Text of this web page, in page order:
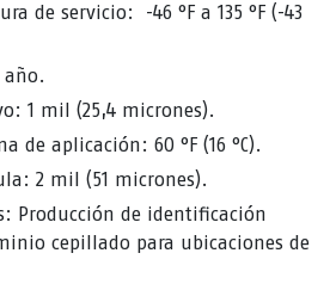
de servicio: -46 °F a 135 °F (-43
1 mil (25,4 micrones).
de aplicación: 60 °F (16 °C).
2 mil (51 micrones).
Producción de identificación
cepillado para ubicaciones de